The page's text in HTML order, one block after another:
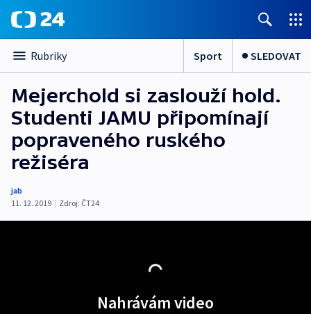
Rubriky Sport SLEDOVAT
Mejerchold si zaslouží hold.
Studenti JAMU připomínají
popraveného ruského
režiséra
jab
11. 12. 2019 | Zdroj: ČT24
Nahrávám video